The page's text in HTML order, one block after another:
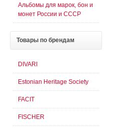
Альбомы для марок, бон и
монет России и СССР
Товары по брендам
DIVARI
Estonian Heritage Society
FACIT
FISCHER